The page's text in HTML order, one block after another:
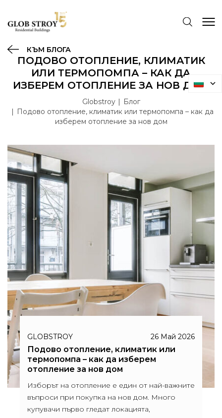
КЪМ БЛОГА
ПОДОВО ОТОПЛЕНИЕ, КЛИМАТИК
ИЛИ ТЕРМОПОМПА – КАК ДА
ИЗБЕРЕМ ОТОПЛЕНИЕ ЗА НОВ ДОМ
Globstroy
Блог
Подово отопление, климатик или термопомпа – как да
изберем отопление за нов дом
GLOBSTROY 26 Май 2026
Подово отопление, климатик или
термопомпа – как да изберем
отопление за нов дом
Изборът на отопление е един от най-важните
въпроси при покупка на нов дом. Много
купувачи първо гледат локацията,